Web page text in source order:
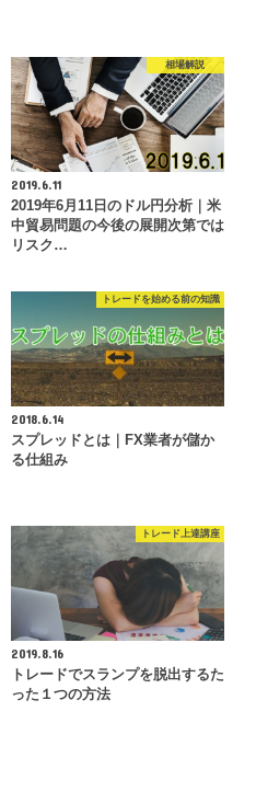
相場解説
2019.6.11
2019年6月11日のドル円分析｜米
中貿易問題の今後の展開次第では
リスク…
トレードを始める前の知識
2018.6.14
スプレッドとは｜FX業者が儲か
る仕組み
トレード上達講座
2019.8.16
トレードでスランプを脱出するた
った１つの方法